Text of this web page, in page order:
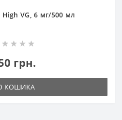
VG, 6 мг/500 мл
грн.
КОШИКА